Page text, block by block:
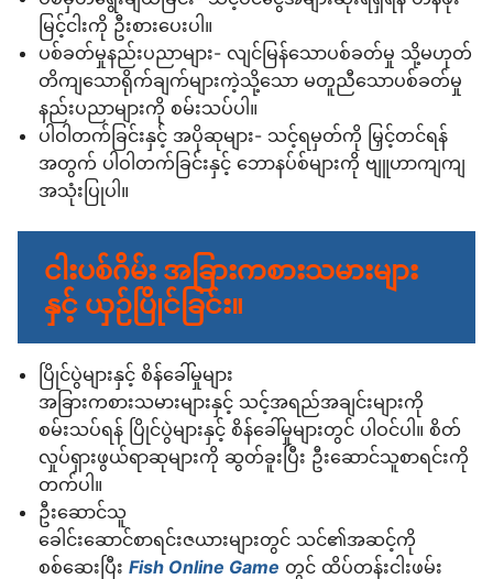
မြင့်ငါးကို ဦးစားပေးပါ။
ပစ်ခတ်မှုနည်းပညာများ- လျင်မြန်သောပစ်ခတ်မှု သို့မဟုတ်
တိကျသောရိုက်ချက်များကဲ့သို့သော မတူညီသောပစ်ခတ်မှု
နည်းပညာများကို စမ်းသပ်ပါ။
ပါဝါတက်ခြင်းနှင့် အပိုဆုများ- သင့်ရမှတ်ကို မြှင့်တင်ရန်
အတွက် ပါဝါတက်ခြင်းနှင့် ဘောနပ်စ်များကို ဗျူဟာကျကျ
အသုံးပြုပါ။
ငါးပစ်ဂိမ်း အခြားကစားသမားများ
နှင့် ယှဉ်ပြိုင်ခြင်း။
ပြိုင်ပွဲများနှင့် စိန်ခေါ်မှုများ
အခြားကစားသမားများနှင့် သင့်အရည်အချင်းများကို
စမ်းသပ်ရန် ပြိုင်ပွဲများနှင့် စိန်ခေါ်မှုများတွင် ပါဝင်ပါ။ စိတ်
လှုပ်ရှားဖွယ်ရာဆုများကို ဆွတ်ခူးပြီး ဦးဆောင်သူစာရင်းကို
တက်ပါ။
ဦးဆောင်သူ
ခေါင်းဆောင်စာရင်းဇယားများတွင် သင်၏အဆင့်ကို
စစ်ဆေးပြီးFish Online Game တွင် ထိပ်တန်းငါးဖမ်း